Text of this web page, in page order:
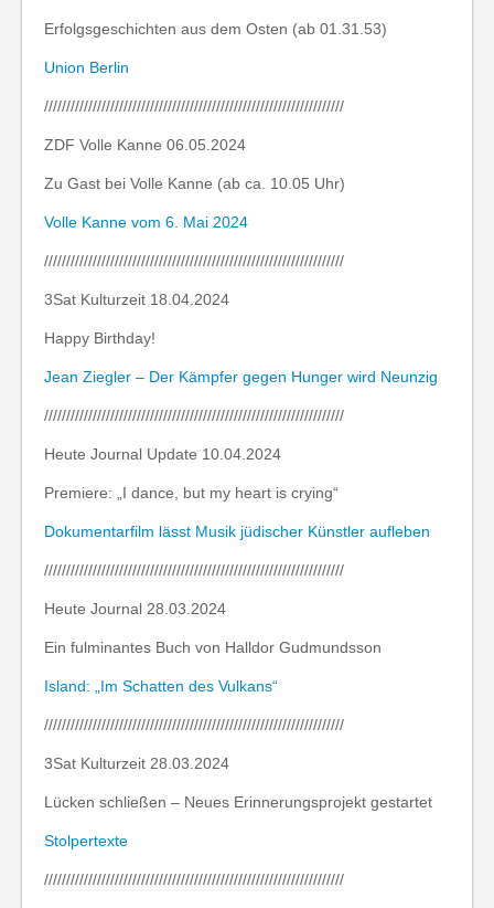
Erfolgsgeschichten aus dem Osten (ab 01.31.53)
Union Berlin
////////////////////////////////////////////////////////////////////
ZDF Volle Kanne 06.05.2024
Zu Gast bei Volle Kanne (ab ca. 10.05 Uhr)
Volle Kanne vom 6. Mai 2024
////////////////////////////////////////////////////////////////////
3Sat Kulturzeit 18.04.2024
Happy Birthday!
Jean Ziegler – Der Kämpfer gegen Hunger wird Neunzig
////////////////////////////////////////////////////////////////////
Heute Journal Update 10.04.2024
Premiere: „I dance, but my heart is crying“
Dokumentarfilm lässt Musik jüdischer Künstler aufleben
////////////////////////////////////////////////////////////////////
Heute Journal 28.03.2024
Ein fulminantes Buch von Halldor Gudmundsson
Island: „Im Schatten des Vulkans“
////////////////////////////////////////////////////////////////////
3Sat Kulturzeit 28.03.2024
Lücken schließen – Neues Erinnerungsprojekt gestartet
Stolpertexte
////////////////////////////////////////////////////////////////////